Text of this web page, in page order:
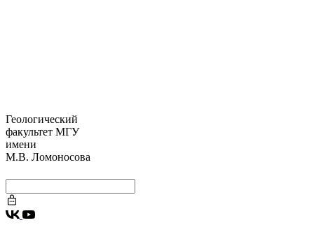
Геологический
факультет МГУ
имени
М.В. Ломоносова